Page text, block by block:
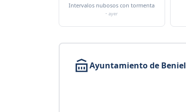
Intervalos nubosos con tormenta
·ayer
Ayuntamiento de Beniel